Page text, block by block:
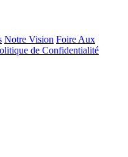
Notre Vision Foire Aux
de Confidentialité